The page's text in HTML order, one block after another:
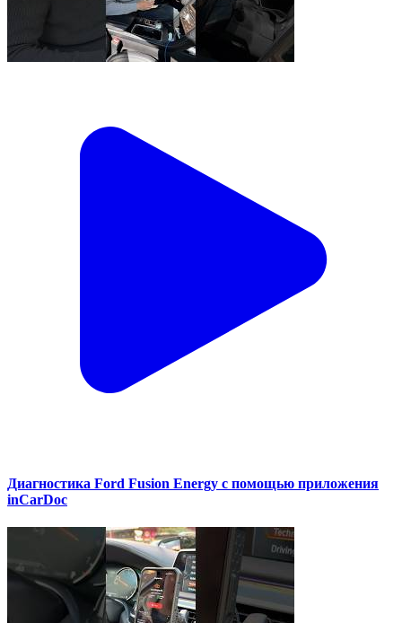
Диагностика Ford Fusion Energy с помощью приложения
inCarDoc